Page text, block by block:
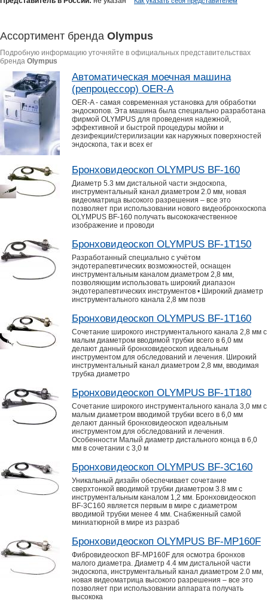
Ассортимент бренда Olympus
Подробную информацию уточняйте в официальных представительствах
бренда Olympus
Автоматическая моечная машина
(репроцессор) OER-A
OER-A - самая современная установка для обработки
эндоскопов. Эта машина была специально разработана
фирмой OLYMPUS для проведения надежной,
эффективной и быстрой процедуры мойки и
дезифекции/стерилизации как наружных поверхностей
эндоскопа, так и всех ег
Бронховидеоскоп OLYMPUS BF-160
Диаметр 5.3 мм дистальной части эндоскопа,
инструментальный канал диаметром 2.0 мм, новая
видеоматрица высокого разрешения – все это
позволяет при использовании нового видеобронхоскопа
OLYMPUS BF-160 получать высококачественное
изображение и проводи
Бронховидеоскоп OLYMPUS BF-1T150
Разработанный специально с учётом
эндотерапевтических возможностей, оснащен
инструментальным каналом диаметром 2,8 мм,
позволяющим использовать широкий диапазон
эндотерапевтических инструментов • Широкий диаметр
инструментального канала 2,8 мм позв
Бронховидеоскоп OLYMPUS BF-1T160
Сочетание широкого инструментального канала 2,8 мм с
малым диаметром вводимой трубки всего в 6,0 мм
делают данный бронховидеоскоп идеальным
инструментом для обследований и лечения. Широкий
инструментальный канал диаметром 2,8 мм, вводимая
трубка диаметро
Бронховидеоскоп OLYMPUS BF-1T180
Сочетание широкого инструментального канала 3,0 мм с
малым диаметром вводимой трубки всего в 6,0 мм
делают данный бронховидеоскоп идеальным
инструментом для обследований и лечения.
Особенности Малый диаметр дистального конца в 6,0
мм в сочетании с 3,0 м
Бронховидеоскоп OLYMPUS BF-3C160
Уникальный дизайн обеспечивает сочетание
сверхтонкой вводимой трубки диаметром 3.8 мм с
инструментальным каналом 1,2 мм. Бронховидеоскоп
BF-3C160 является первым в мире с диаметром
вводимой трубки менее 4 мм. Снабженный самой
миниатюрной в мире из разраб
Бронховидеоскоп OLYMPUS BF-MP160F
Фибровидеоскоп BF-MP160F для осмотра бронхов
малого диаметра. Диаметр 4.4 мм дистальной части
эндоскопа, инструментальный канал диаметром 2.0 мм,
новая видеоматрица высокого разрешения – все это
позволяет при использовании аппарата получать
высокока